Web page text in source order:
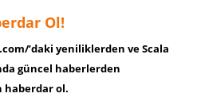
Ol!
’daki yeniliklerden ve Scala
güncel haberlerden
haberdar ol.